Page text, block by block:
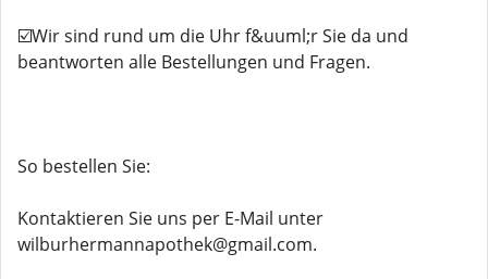
☑️Wir sind rund um die Uhr f&uuml;r Sie da und
beantworten alle Bestellungen und Fragen.
So bestellen Sie:
Kontaktieren Sie uns per E-Mail unter
wilburhermannapothek@gmail.com.